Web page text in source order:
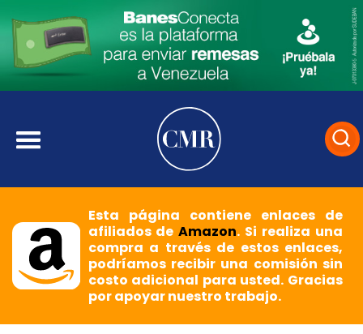
Esta página contiene enlaces de
afiliados deAmazon. Si realiza una
compra a través de estos enlaces,
podríamos recibir una comisión sin
costo adicional para usted. Gracias
por apoyar nuestro trabajo.